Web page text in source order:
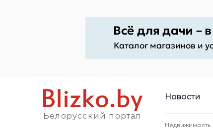
Белорусский портал
Новости
Недвижимость